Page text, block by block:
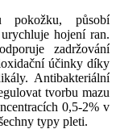
pokožku, působí
hojení ran.
zadržování
účinky díky
Antibakteriální
tvorbu mazu
0,5-2% v
typy pleti.